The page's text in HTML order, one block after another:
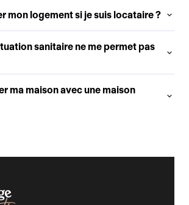
mon logement si je suis locataire ?
sanitaire ne me permet pas
ma maison avec une maison